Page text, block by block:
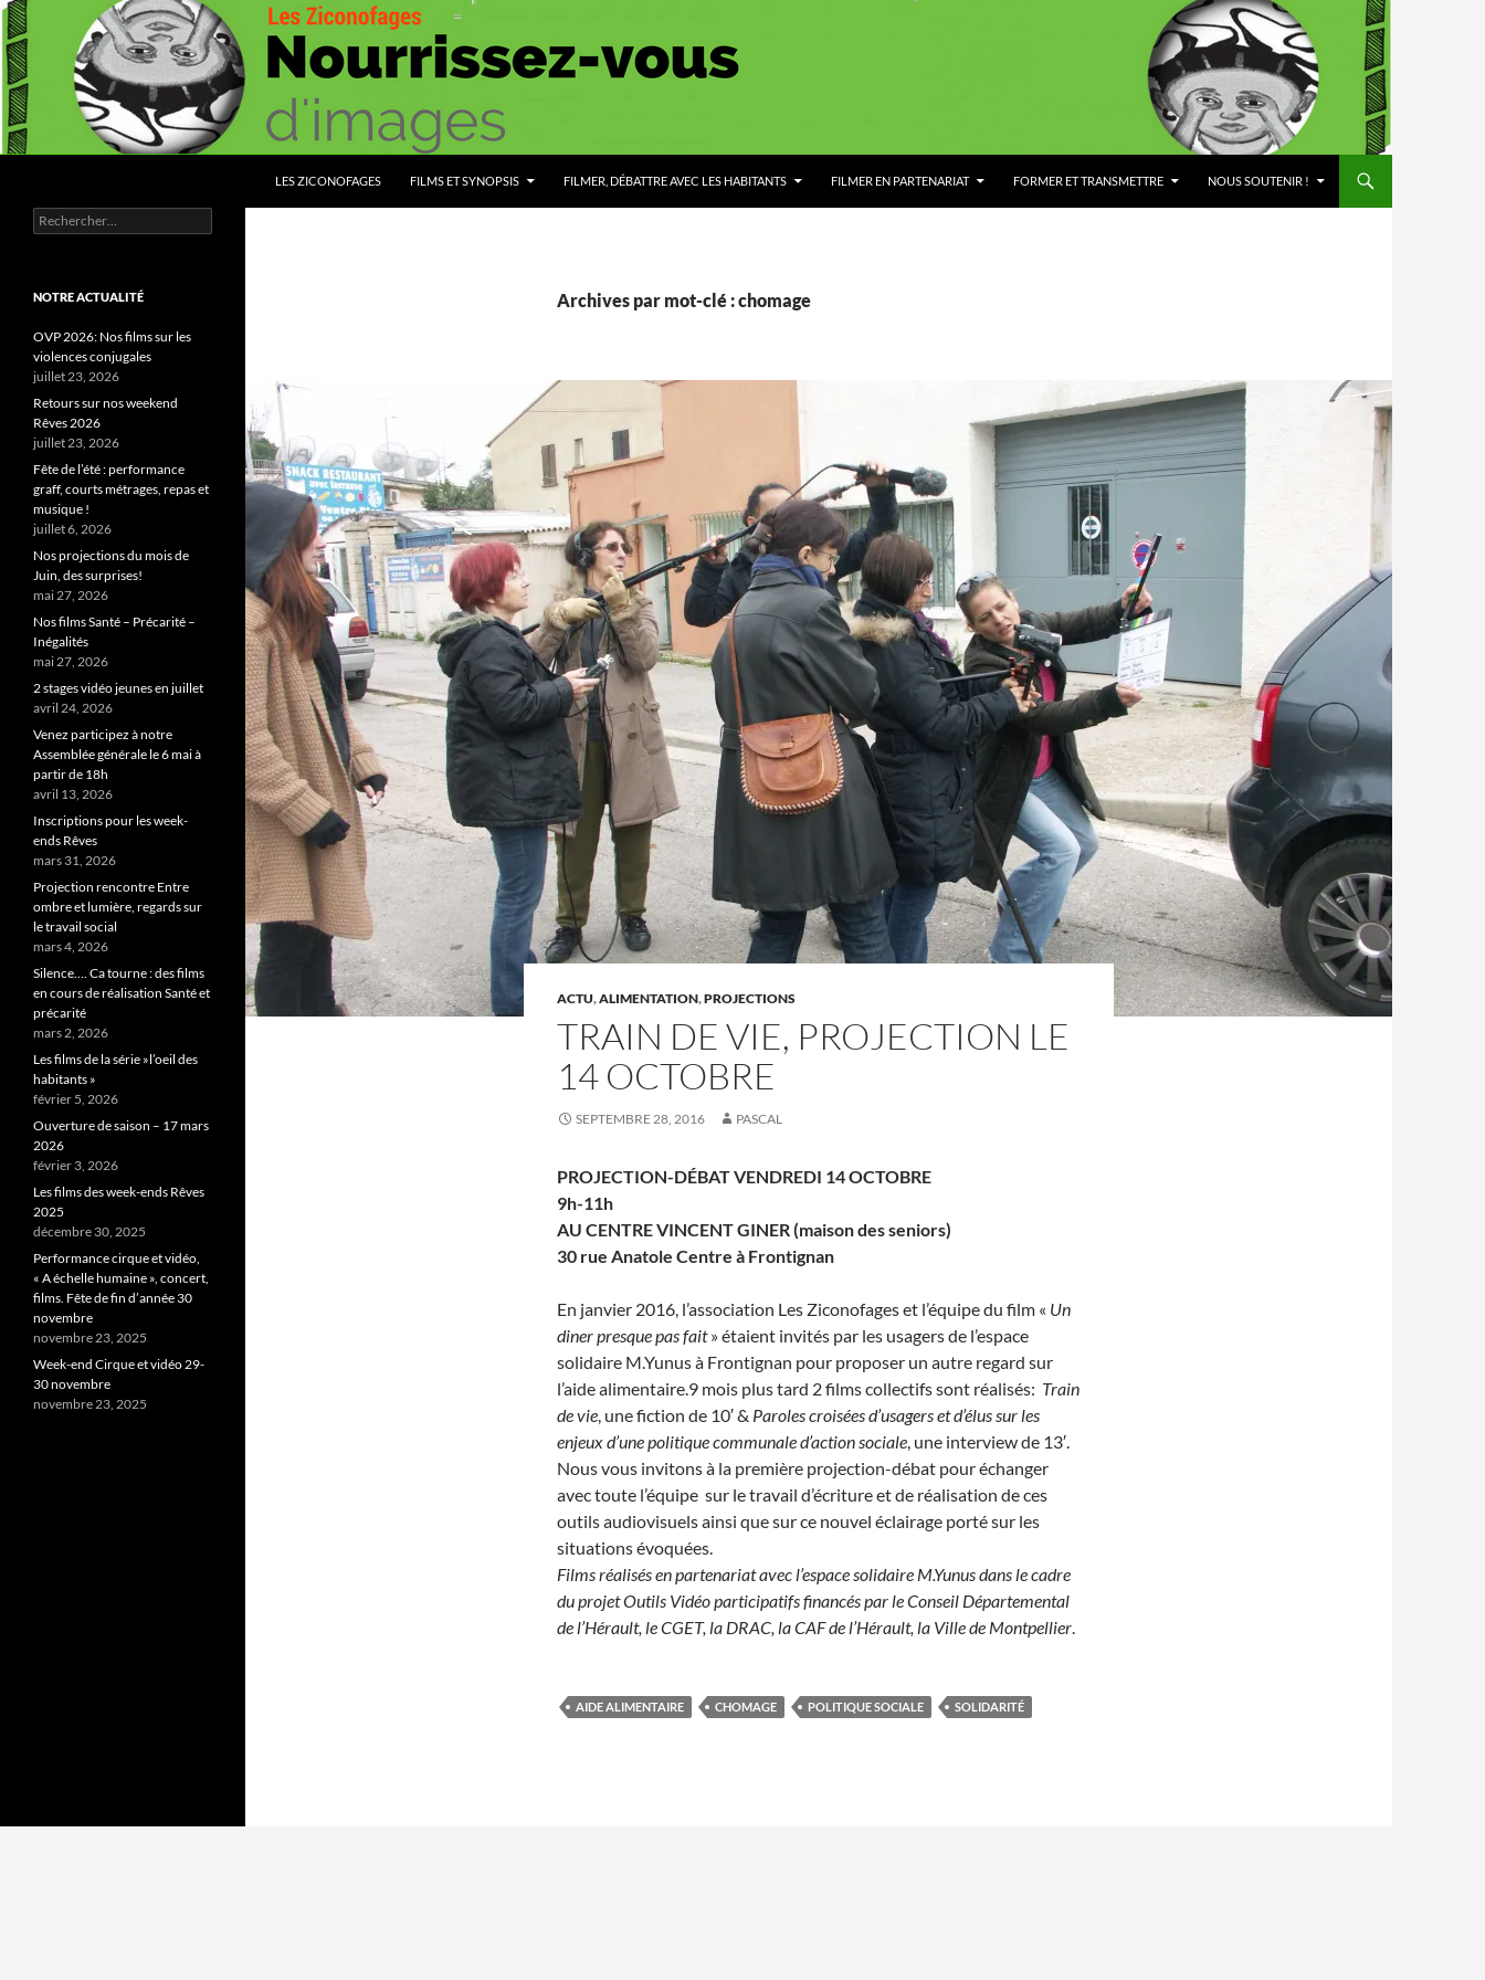
Aller
au
contenu
LES ZICONOFAGES FILMS ET SYNOPSIS FILMER, DÉBATTRE AVEC LES HABITANTS FILMER EN PARTENARIAT FORMER ET TRANSMETTRE NOUS SOUTENIR !
Archives par mot-clé : chomage
ACTU,ALIMENTATION,PROJECTIONS
TRAIN DE VIE, PROJECTION LE
14 OCTOBRE
SEPTEMBRE 28, 2016 PASCAL
PROJECTION-DÉBAT VENDREDI 14 OCTOBRE
9h-11h
AU CENTRE VINCENT GINER (maison des seniors)
30 rue Anatole Centre à Frontignan
En janvier 2016, l’association Les Ziconofages et l’équipe du film « Un
diner presque pas fait» étaient invités par les usagers de l’espace
solidaire M.Yunus à Frontignan pour proposer un autre regard sur
l’aide alimentaire.9 mois plus tard 2 films collectifs sont réalisés: Train
de vie, une fiction de 10′ & Paroles croisées d’usagers et d’élus sur les
enjeux d’une politique communale d’action sociale, une interview de 13′.
Nous vous invitons à la première projection-débat pour échanger
avec toute l’équipe sur le travail d’écriture et de réalisation de ces
outils audiovisuels ainsi que sur ce nouvel éclairage porté sur les
situations évoquées.
Films réalisés en partenariat avec l’espace solidaire M.Yunus dans le cadre
du projet Outils Vidéo participatifs financés par le Conseil Départemental
de l’Hérault, le CGET, la DRAC, la CAF de l’Hérault, la Ville de Montpellier.
AIDE ALIMENTAIRE CHOMAGE POLITIQUE SOCIALE SOLIDARITÉ
Nourrissez vous d'images
Rechercher :
NOTRE ACTUALITÉ
OVP 2026: Nos films sur les
violences conjugales
juillet 23, 2026
Retours sur nos weekend
Rêves 2026
juillet 23, 2026
Fête de l’été : performance
graff, courts métrages, repas et
musique !
juillet 6, 2026
Nos projections du mois de
Juin, des surprises!
mai 27, 2026
Nos films Santé – Précarité –
Inégalités
mai 27, 2026
2 stages vidéo jeunes en juillet
avril 24, 2026
Venez participez à notre
Assemblée générale le 6 mai à
partir de 18h
avril 13, 2026
Inscriptions pour les week-
ends Rêves
mars 31, 2026
Projection rencontre Entre
ombre et lumière, regards sur
le travail social
mars 4, 2026
Silence…. Ca tourne : des films
en cours de réalisation Santé et
précarité
mars 2, 2026
Les films de la série »l’oeil des
habitants »
février 5, 2026
Ouverture de saison – 17 mars
2026
février 3, 2026
Les films des week-ends Rêves
2025
décembre 30, 2025
Performance cirque et vidéo,
« A échelle humaine », concert,
films. Fête de fin d’année 30
novembre
novembre 23, 2025
Week-end Cirque et vidéo 29-
30 novembre
novembre 23, 2025